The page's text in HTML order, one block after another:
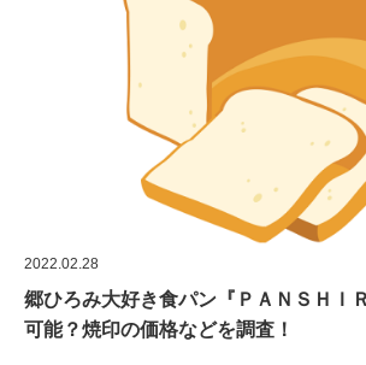
2022.02.28
郷ひろみ大好き食パン『ＰＡＮＳＨＩ
可能？焼印の価格などを調査！